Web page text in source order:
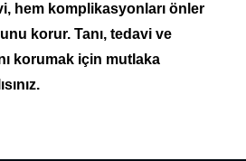
hem komplikasyonları önler
korur. Tanı, tedavi ve
korumak için mutlaka